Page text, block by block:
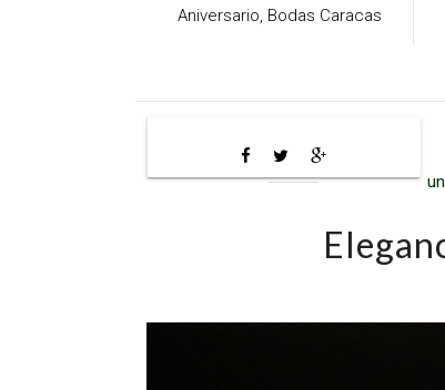
Aniversario, Bodas Caracas